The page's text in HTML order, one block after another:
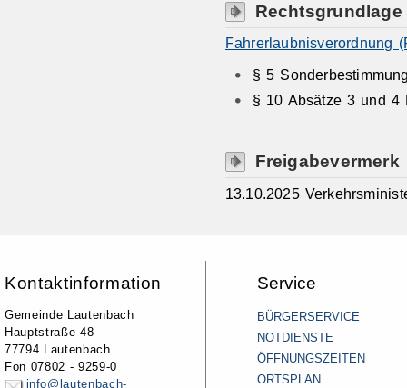
Rechtsgrundlage
Fahrerlaubnisverordnung
§ 5
§ 10 Absätze 3 und 4
Freigabevermerk
13.10.2025
Kontaktinformation
Gemeinde Lautenbach
Hauptstraße 48
77794 Lautenbach
Fon 07802 - 9259-0
info@lautenbach-
Service
BÜRGERSERVICE
NOTDIENSTE
ÖFFNUNGSZEITEN
ORTSPLAN